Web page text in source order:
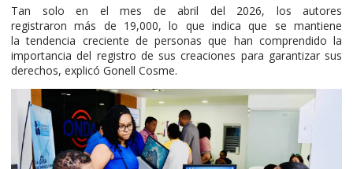
Tan solo en el mes de abril del 2026, los autores
registraron más de 19,000, lo que indica que se mantiene
la tendencia creciente de personas que han comprendido la
importancia del registro de sus creaciones para garantizar sus
derechos, explicó Gonell Cosme.